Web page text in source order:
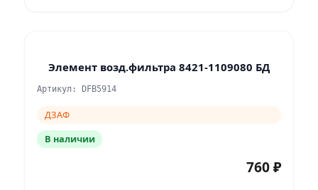
Элемент возд.фильтра 8421-1109080 БД
Артикул: DFB5914
ДЗАФ
В наличии
760 ₽